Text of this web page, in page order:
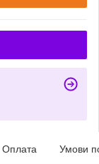
Оплата Умови